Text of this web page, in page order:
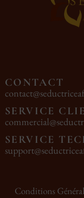
CONTACT
SERVICE
SERVICE
Conditions